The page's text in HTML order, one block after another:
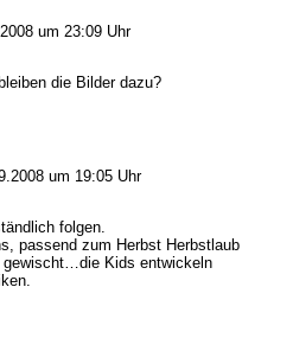
um 23:09 Uhr
die Bilder dazu?
um 19:05 Uhr
folgen.
passend zum Herbst Herbstlaub
Kids entwickeln